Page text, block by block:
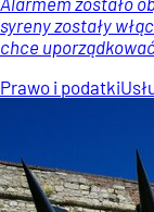
syreny zostały
chce
Prawo i podatki